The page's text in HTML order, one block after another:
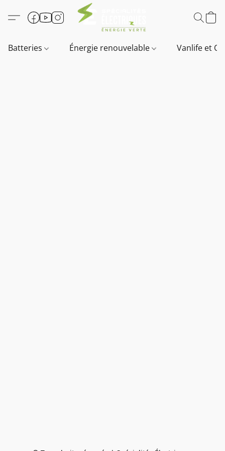
Batteries Énergie renouvelable Vanlife et